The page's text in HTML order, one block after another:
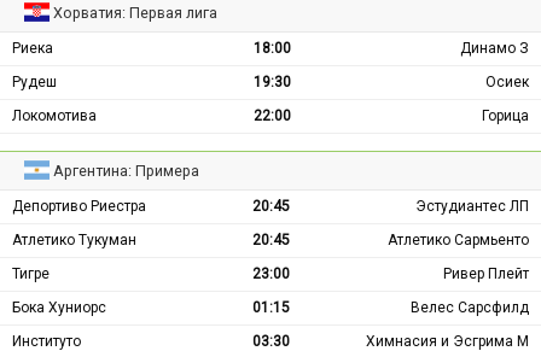
Хорватия: Первая лига
Риека 18:00
Динамо З
Рудеш
19:30
Осиек
Локомотива
22:00 Горица
Аргентина: Примера
Депортиво Риестра 20:45
Эстудиантес ЛП
Атлетико Тукуман
20:45
Атлетико Сармьенто
Тигре
23:00
Ривер Плейт
Бока Хуниорс
01:15
Велес Сарсфилд
Институто
03:30
Химнасия и Эсгрима М